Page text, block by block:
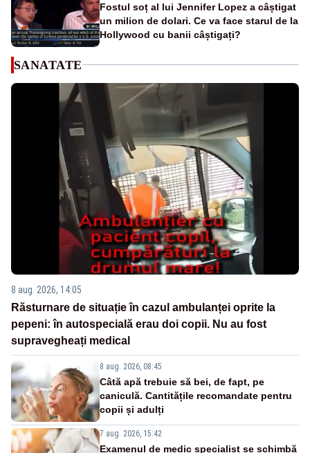
Fostul soț al lui Jennifer Lopez a câștigat
un milion de dolari. Ce va face starul de la
Hollywood cu banii câștigați?
SANATATE
8 aug. 2026, 14:05
Răsturnare de situație în cazul ambulanței oprite la
pepeni: în autospecială erau doi copii. Nu au fost
supravegheați medical
8 aug. 2026, 08:45
Câtă apă trebuie să bei, de fapt, pe
caniculă. Cantitățile recomandate pentru
copii și adulți
7 aug. 2026, 15:42
Examenul de medic specialist se schimbă